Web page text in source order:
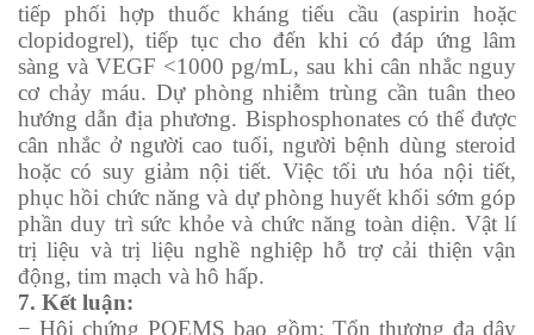
tiếp phối hợp thuốc kháng tiểu cầu (aspirin hoặc
clopidogrel), tiếp tục cho đến khi có đáp ứng lâm
sàng và VEGF <1000 pg/mL, sau khi cân nhắc nguy
cơ chảy máu. Dự phòng nhiễm trùng cần tuân theo
hướng dẫn địa phương. Bisphosphonates có thể được
cân nhắc ở người cao tuổi, người bệnh dùng steroid
hoặc có suy giảm nội tiết. Việc tối ưu hóa nội tiết,
phục hồi chức năng và dự phòng huyết khối sớm góp
phần duy trì sức khỏe và chức năng toàn diện. Vật lí
trị liệu và trị liệu nghề nghiệp hỗ trợ cải thiện vận
động, tim mạch và hô hấp.
7. Kết luận:
− Hội chứng POEMS bao gồm: Tổn thương đa dây